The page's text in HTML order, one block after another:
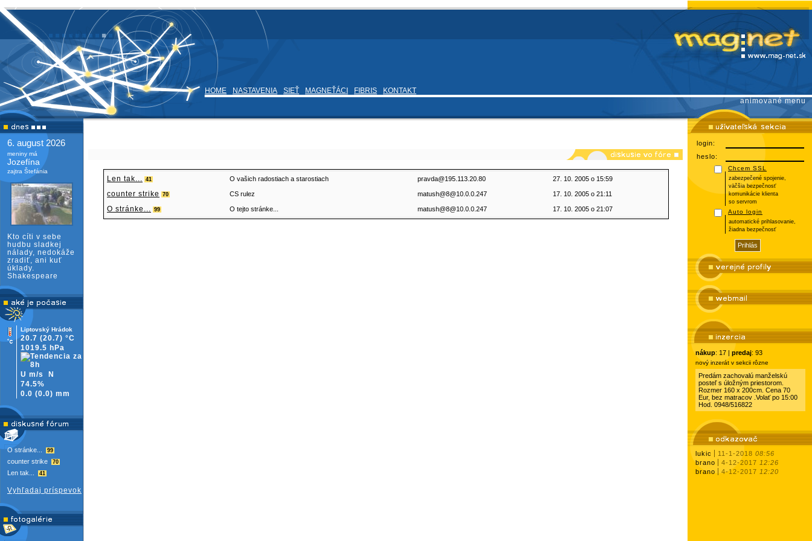
HOME NASTAVENIA SIEŤ MAGNEŤÁCI FIBRIS
KONTAKT
animované menu
6. august 2026
meniny má
Jozefína
zajtra Štefánia
Kto cíti v sebe
hudbu sladkej
nálady, nedokáže
zradiť, ani kuť
úklady.
Shakespeare
Liptovský Hrádok
20.7 (20.7) °C
1019.5 hPa
U m/s
N
74.5%
0.0 (0.0) mm
O stránke... 99
counter strike 70
Len tak... 41
Vyhľadaj príspevok
Len tak... 41 O vašich radostiach a starostiach pravda@195.113.20.80 27. 10. 2005 o 15:59
counter strike 70 CS rulez matush@8@10.0.0.247 17. 10. 2005 o 21:11
O stránke... 99 O tejto stránke... matush@8@10.0.0.247 17. 10. 2005 o 21:07
login:
heslo:
Chcem SSL
zabezpečené spojenie,
väčšia bezpečnosť
komunikácie klienta
so servrom
Auto login
automatické prihlasovanie,
žiadna bezpečnosť
nákup: 17 | predaj: 93
nový inzerát v sekcii rôzne
Predám zachovalú manželskú
posteľ s úložným priestorom.
Rozmer 160 x 200cm. Cena 70
Eur, bez matracov .Volať po 15:00
Hod. 0948/516822
lukic 11-1-2018 08:56
brano
4-12-2017 12:26
brano
4-12-2017 12:20